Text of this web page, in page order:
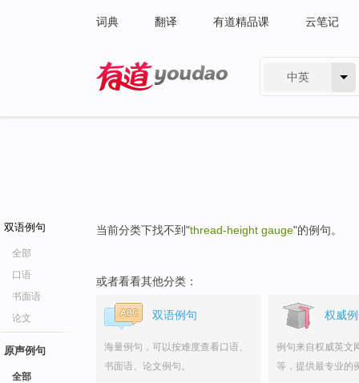
词典 翻译 有道精品课 云笔记
中英
双语例句
全部
口语
书面语
论文
原声例句
全部
当前分类下找不到"thread-height gauge"的例句。
或者看看其他分类：
双语例句
海量例句，可以按难度查看口语、
书面语、论文例句。
权威
例句来自权威英文
等，提供最专业的